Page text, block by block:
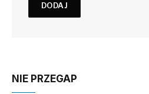
NIE PRZEGAP